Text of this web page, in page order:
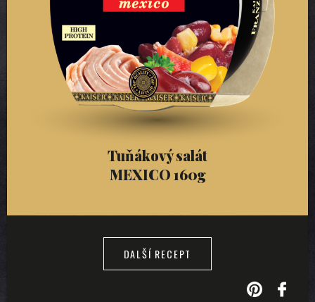
Tuňákový salát
MEXICO 160g
DALŠÍ RECEPT